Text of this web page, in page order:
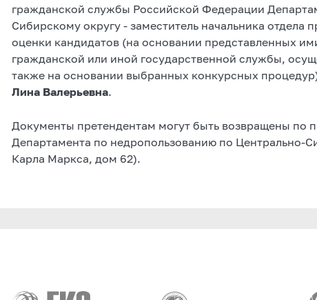
гражданской службы Российской Федерации
Сибирскому округу - заместитель начальника отдела
оценки кандидатов (на основании представленных
гражданской или иной государственной службы,
также на основании выбранных конкурсных
Лина Валерьевна.
Документы претендентам могут быть возвращены по
Департамента по недропользованию по Центрально-
Карла Маркса, дом 62).